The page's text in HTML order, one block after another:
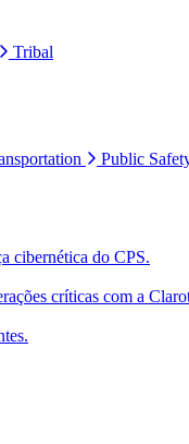
Tribal
Public
cibernética do CPS.
críticas com a